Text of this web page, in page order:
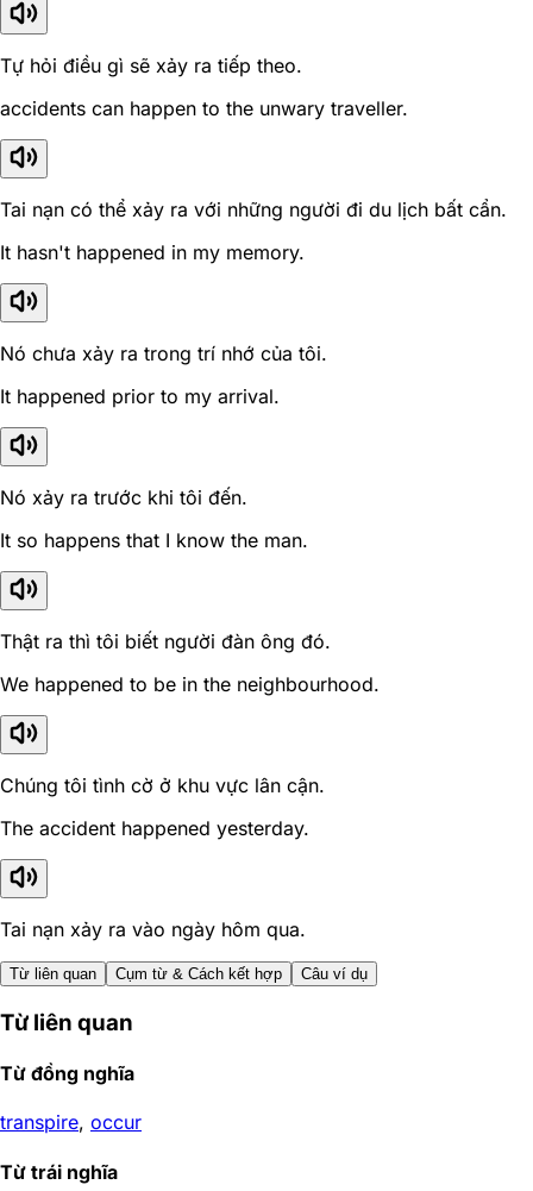
Tự hỏi điều gì sẽ xảy ra tiếp theo.
accidents can happen to the unwary traveller.
Tai nạn có thể xảy ra với những người đi du lịch bất cẩn.
It hasn't happened in my memory.
Nó chưa xảy ra trong trí nhớ của tôi.
It happened prior to my arrival.
Nó xảy ra trước khi tôi đến.
It so happens that I know the man.
Thật ra thì tôi biết người đàn ông đó.
We happened to be in the neighbourhood.
Chúng tôi tình cờ ở khu vực lân cận.
The accident happened yesterday.
Tai nạn xảy ra vào ngày hôm qua.
Từ liên quan Cụm từ & Cách kết hợp Câu ví dụ
Từ liên quan
Từ đồng nghĩa
transpire, occur
Từ trái nghĩa